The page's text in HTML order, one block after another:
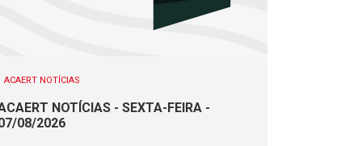
ACAERT NOTÍCIAS
NOTÍCIAS - SEXTA-FEIRA -
08/2026